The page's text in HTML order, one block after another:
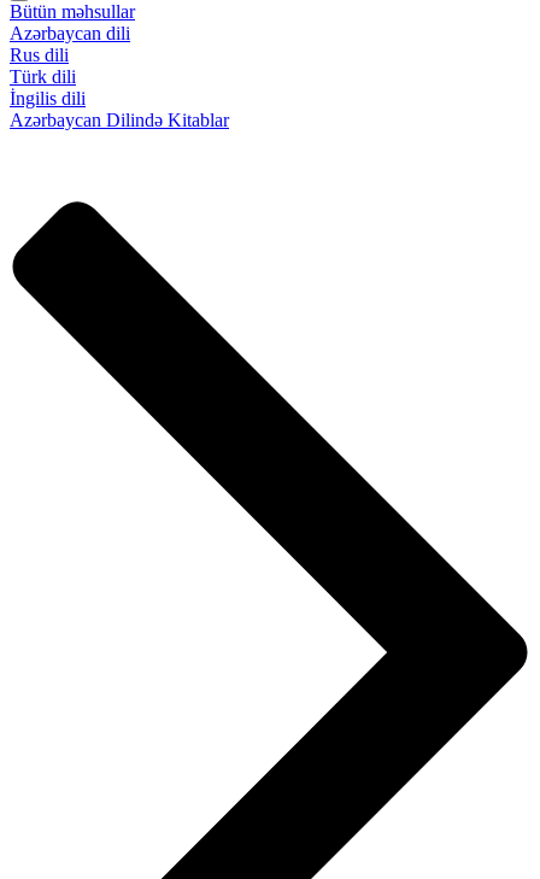
Bütün məhsullar
Azərbaycan dili
Rus dili
Türk dili
İngilis dili
Azərbaycan Dilində Kitablar